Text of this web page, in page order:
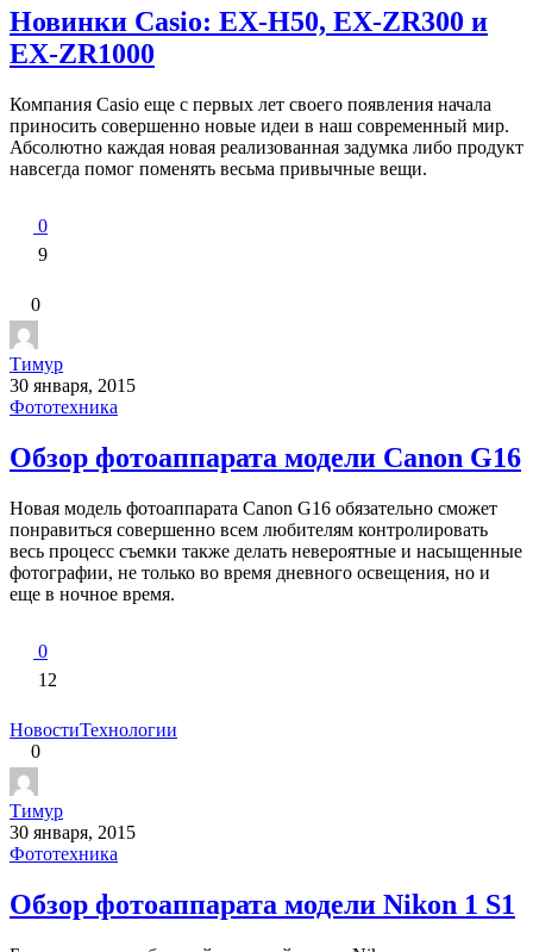
Новинки Casio: EX-H50, EX-ZR300 и
EX-ZR1000
Компания Casio еще с первых лет своего появления начала
приносить совершенно новые идеи в наш современный мир.
Абсолютно каждая новая реализованная задумка либо продукт
навсегда помог поменять весьма привычные вещи.
0
9
0
Тимур
30 января, 2015
Фототехника
Обзор фотоаппарата модели Canon G16
Новая модель фотоаппарата Canon G16 обязательно сможет
понравиться совершенно всем любителям контролировать
весь процесс съемки также делать невероятные и насыщенные
фотографии, не только во время дневного освещения, но и
еще в ночное время.
0
12
НовостиТехнологии
0
Тимур
30 января, 2015
Фототехника
Обзор фотоаппарата модели Nikon 1 S1